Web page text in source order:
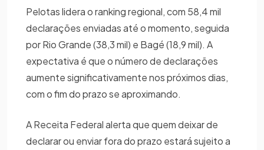
Pelotas lidera o ranking regional, com 58,4 mil
declarações enviadas até o momento, seguida
por Rio Grande (38,3 mil) e Bagé (18,9 mil). A
expectativa é que o número de declarações
aumente significativamente nos próximos dias,
com o fim do prazo se aproximando.
A Receita Federal alerta que quem deixar de
declarar ou enviar fora do prazo estará sujeito a